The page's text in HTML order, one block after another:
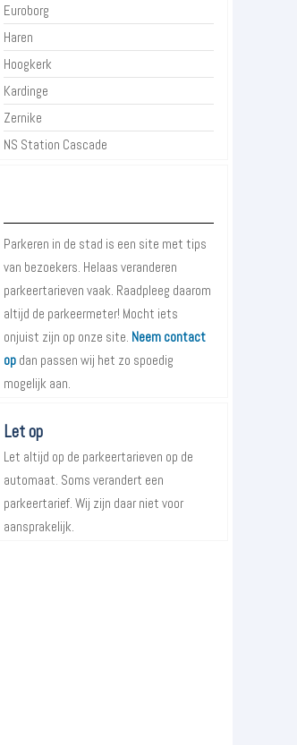
Euroborg
Haren
Hoogkerk
Kardinge
Zernike
NS Station Cascade
Parkeren in de stad is een site met tips
van bezoekers. Helaas veranderen
parkeertarieven vaak. Raadpleeg daarom
altijd de parkeermeter! Mocht iets
onjuist zijn op onze site. Neem contact
op dan passen wij het zo spoedig
mogelijk aan.
Let op
Let altijd op de parkeertarieven op de
automaat. Soms verandert een
parkeertarief. Wij zijn daar niet voor
aansprakelijk.